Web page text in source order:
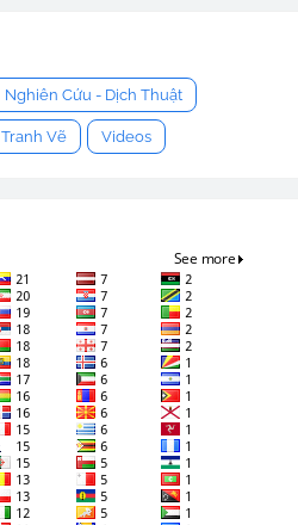
Nghiên Cứu - Dịch Thuật
Tranh Vẽ Videos